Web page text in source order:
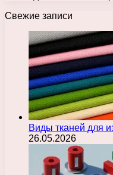
Свежие записи
Виды тканей для
26.05.2026